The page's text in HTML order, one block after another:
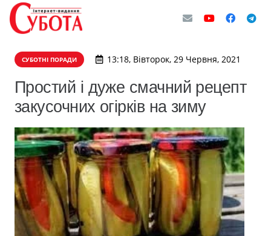
СУБОТНІ ПОРАДИ 13:18, Вівторок, 29 Червня, 2021
Простий і дуже смачний рецепт
закусочних огірків на зиму